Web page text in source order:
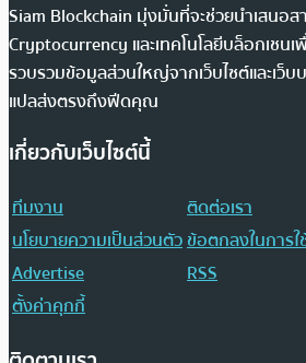
Siam Blockchain มุ่งมั่นที่จะช่วยนำเสนอส
Cryptocurrency และเทคโนโลยีบล็อกเชนเ
รวบรวมข้อมูลส่วนใหญ่จากเว็บไซต์และเว็บ
แปลส่งตรงถึงฟีดคุณ
เกี่ยวกับเว็บไซต์นี้
ทีมงาน
ติดต่อเรา
นโยบายความเป็นส่วนตัวข้อตกลงในการ
Advertise
RSS
ตั้งค่าคุกกี้